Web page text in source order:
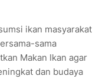
ikan masyarakat
sama
Makan Ikan agar
dan budaya